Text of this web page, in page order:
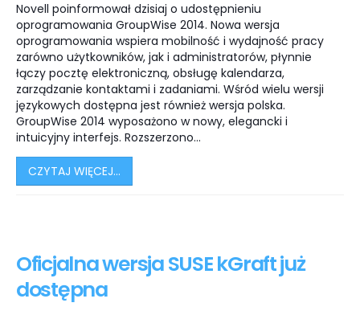
Novell poinformował dzisiaj o udostępnieniu
oprogramowania GroupWise 2014. Nowa wersja
oprogramowania wspiera mobilność i wydajność pracy
zarówno użytkowników, jak i administratorów, płynnie
łączy pocztę elektroniczną, obsługę kalendarza,
zarządzanie kontaktami i zadaniami. Wśród wielu wersji
językowych dostępna jest również wersja polska.
GroupWise 2014 wyposażono w nowy, elegancki i
intuicyjny interfejs. Rozszerzono...
CZYTAJ WIĘCEJ...
Oficjalna wersja SUSE kGraft już
dostępna